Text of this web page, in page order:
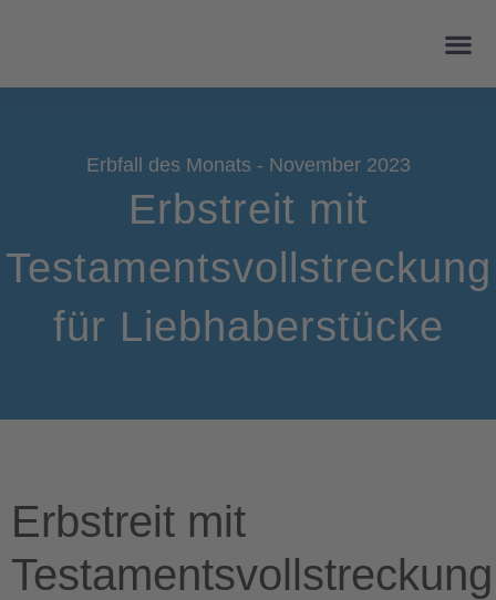
Erbfall des Monats - November 2023
Erbstreit mit
Testamentsvollstreckung
für Liebhaberstücke
Erbstreit mit
Testamentsvollstreckung